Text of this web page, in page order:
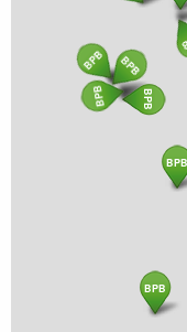
BPB
BPB
BPB
BPB
BPB
BPB